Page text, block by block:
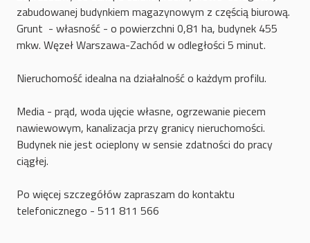
zabudowanej budynkiem magazynowym z częścią biurową.
Grunt - własność - o powierzchni 0,81 ha, budynek 455
mkw. Węzeł Warszawa-Zachód w odległości 5 minut.
Nieruchomość idealna na działalność o każdym profilu.
Media - prąd, woda ujęcie własne, ogrzewanie piecem
nawiewowym, kanalizacja przy granicy nieruchomości.
Budynek nie jest ocieplony w sensie zdatności do pracy
ciągłej.
Po więcej szczegółów zapraszam do kontaktu
telefonicznego - 511 811 566